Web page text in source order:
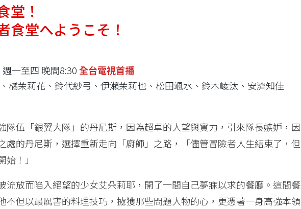
堂！
食堂へようこそ！
一至四 晚間8:30全台電視首播
橘茉莉花、鈴代紗弓、伊瀨茉莉也、松田颯水、鈴木崚汰、安濟知佳
隊伍「銀翼大隊」的丹尼斯，因為超卓的人望與實力，引來隊長嫉妒，因
處的丹尼斯，選擇重新走向「廚師」之路，「儘管冒險者人生結束了，但
！」
流放而陷入絕望的少女艾朵莉耶，開了一間自己夢寐以求的餐廳。這間餐
不但以最厲害的料理技巧，擄獲那些問題人物的心，更憑著一身高強本領